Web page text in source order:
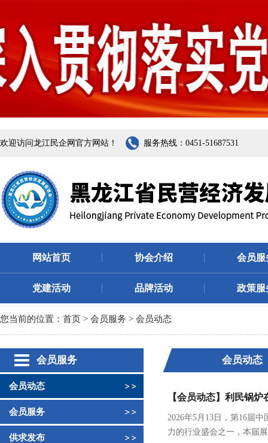
欢迎访问龙江民企网官方网站！ 服务热线：0451-51687531
网站首页 协会介绍 会员服
党建活动 品牌活动 政策服
您当前的位置： 首页 > 会员服务 > 会员动态
会员服务
会员动态
会员服务
供求发布
会员动态
【会员动态】利民锅
2026年5月13日，第16届
力的行业盛会之一，本届